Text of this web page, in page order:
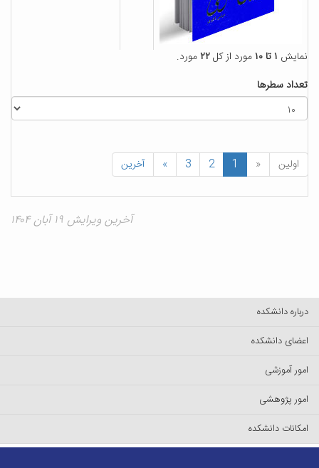
نمایش ۱ تا ۱۰ مورد از کل۲۲مورد.
تعداد سطرها
اولین «
1
2
3
» آخرین
آخرین ویرایش ۱۹ آبان ۱۴۰۴
درباره دانشکده
اعضای دانشکده
امور آموزشی
امور پژوهشی
امکانات دانشکده